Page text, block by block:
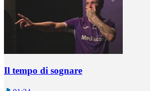
Il tempo di sognare